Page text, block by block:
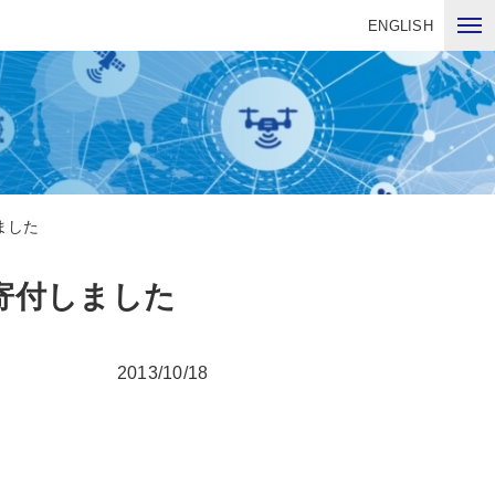
ENGLISH
した
付しました
2013/10/18